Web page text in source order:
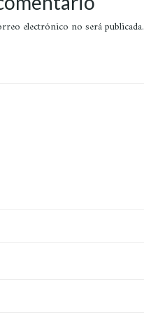
electrónico no será publicada.